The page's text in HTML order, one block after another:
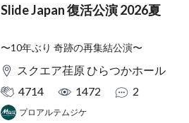
Slide Japan 復活公演 2026夏
〜10年ぶり 奇跡の再集結公演〜
スクエア荏原 ひらつかホール
4714
1472 2
プロアルテムジケ